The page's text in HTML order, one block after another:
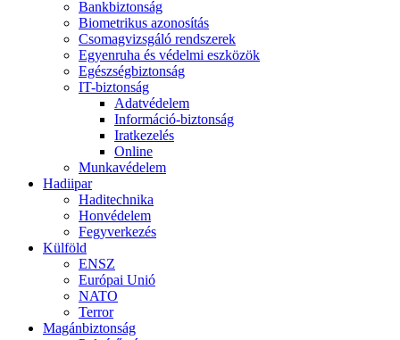
Bankbiztonság
Biometrikus azonosítás
Csomagvizsgáló rendszerek
Egyenruha és védelmi eszközök
Egészségbiztonság
IT-biztonság
Adatvédelem
Információ-biztonság
Iratkezelés
Online
Munkavédelem
Hadiipar
Haditechnika
Honvédelem
Fegyverkezés
Külföld
ENSZ
Európai Unió
NATO
Terror
Magánbiztonság